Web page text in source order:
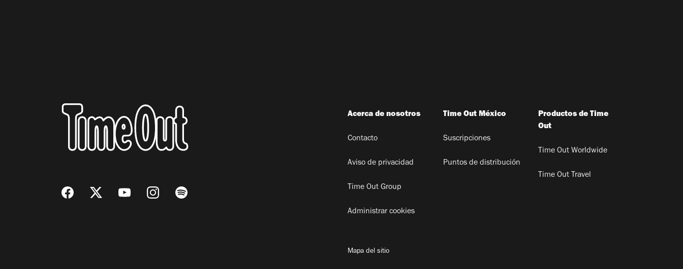
Acerca de nosotros
Contacto
Aviso de privacidad
Time Out Group
Administrar cookies
Time Out México
Suscripciones
Puntos de distribución
Productos de Time
Out
Time Out Worldwide
Time Out Travel
Mapa del sitio